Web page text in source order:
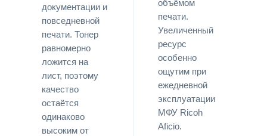
документации и
повседневной
печати. Тонер
равномерно
ложится на
лист, поэтому
качество
остаётся
одинаково
высоким от
объёмом
печати.
Увеличенный
ресурс
особенно
ощутим при
ежедневной
эксплуатации
МФУ Ricoh
Aficio.